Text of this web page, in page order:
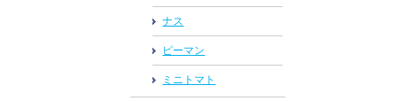
ナス
ピーマン
ミニトマト